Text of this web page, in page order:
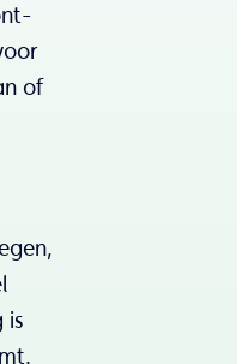
of
is